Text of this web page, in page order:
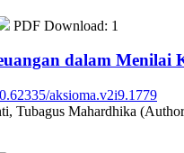
PDF Download: 1
dalam Menilai
aksioma.v2i9.1779
Tubagus Mahardhika